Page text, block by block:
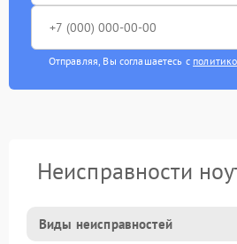
Отправляя, Вы соглашаетесь с
Неисправности
Виды неисправностей